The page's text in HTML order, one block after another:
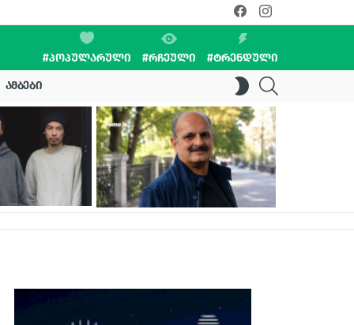
facebookinstagram
#ᲞᲝᲞᲣᲚᲐᲠᲣᲚᲘ #ᲠᲩᲔᲣᲚᲘ #ᲢᲠᲔᲜᲓᲣᲚᲘ
ᲐᲛᲑᲔᲑᲘ
SWITCH
SKIN